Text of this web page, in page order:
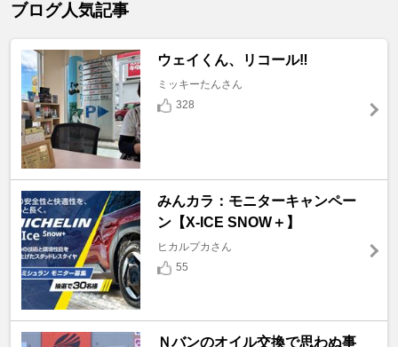
ブログ人気記事
ウェイくん、リコール‼️
ミッキーたんさん
328
みんカラ：モニターキャンペー
ン【X-ICE SNOW＋】
ヒカルプカさん
55
Ｎバンのオイル交換で思わぬ事